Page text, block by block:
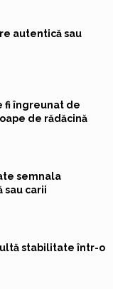
autentică sau
fi îngreunat de
de rădăcină
semnala
sau carii
stabilitate într-o